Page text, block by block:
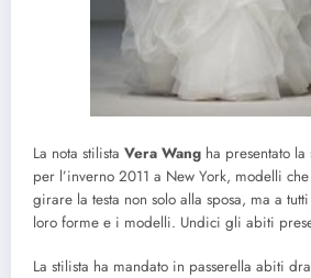
La nota stilista Vera Wang ha presentato la
per l’inverno 2011 a New York, modelli
girare la testa non solo alla sposa, ma a
loro forme e i modelli. Undici gli abiti
La stilista ha mandato in passerella abiti